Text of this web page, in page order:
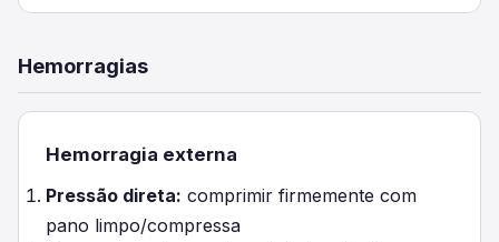
Hemorragias
Hemorragia externa
Pressão direta: comprimir firmemente com
pano limpo/compressa